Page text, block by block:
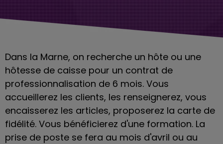
Dans la Marne, on recherche un hôte ou une
hôtesse de caisse pour un contrat de
professionnalisation de 6 mois. Vous
accueillerez les clients, les renseignerez, vous
encaisserez les articles, proposerez la carte de
fidélité. Vous bénéficierez d'une formation. La
prise de poste se fera au mois d'avril ou au